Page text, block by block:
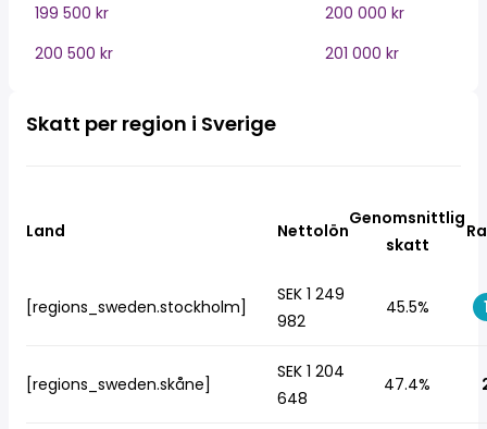
199 500 kr
200 000 kr
200 500 kr
201 000 kr
Skatt per region i Sverige
Land Nettolön
Genomsnittlig
skatt
[regions_sweden.stockholm]
SEK 1 249
982
45.5%
[regions_sweden.skåne]
SEK 1 204
648
47.4%